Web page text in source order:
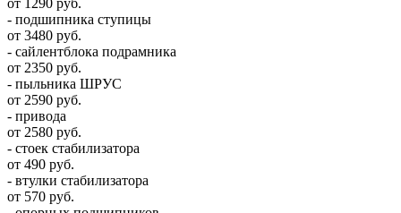
- подшипника ступицы
от 3480 руб.
- сайлентблока подрамника
от 2350 руб.
- пыльника ШРУС
от 2590 руб.
- привода
от 2580 руб.
- стоек стабилизатора
от 490 руб.
- втулки стабилизатора
от 570 руб.